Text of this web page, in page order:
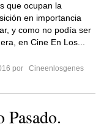
que ocupan la
en importancia
y como no podía ser
en Cine En Los...
por
Cineenlosgenes